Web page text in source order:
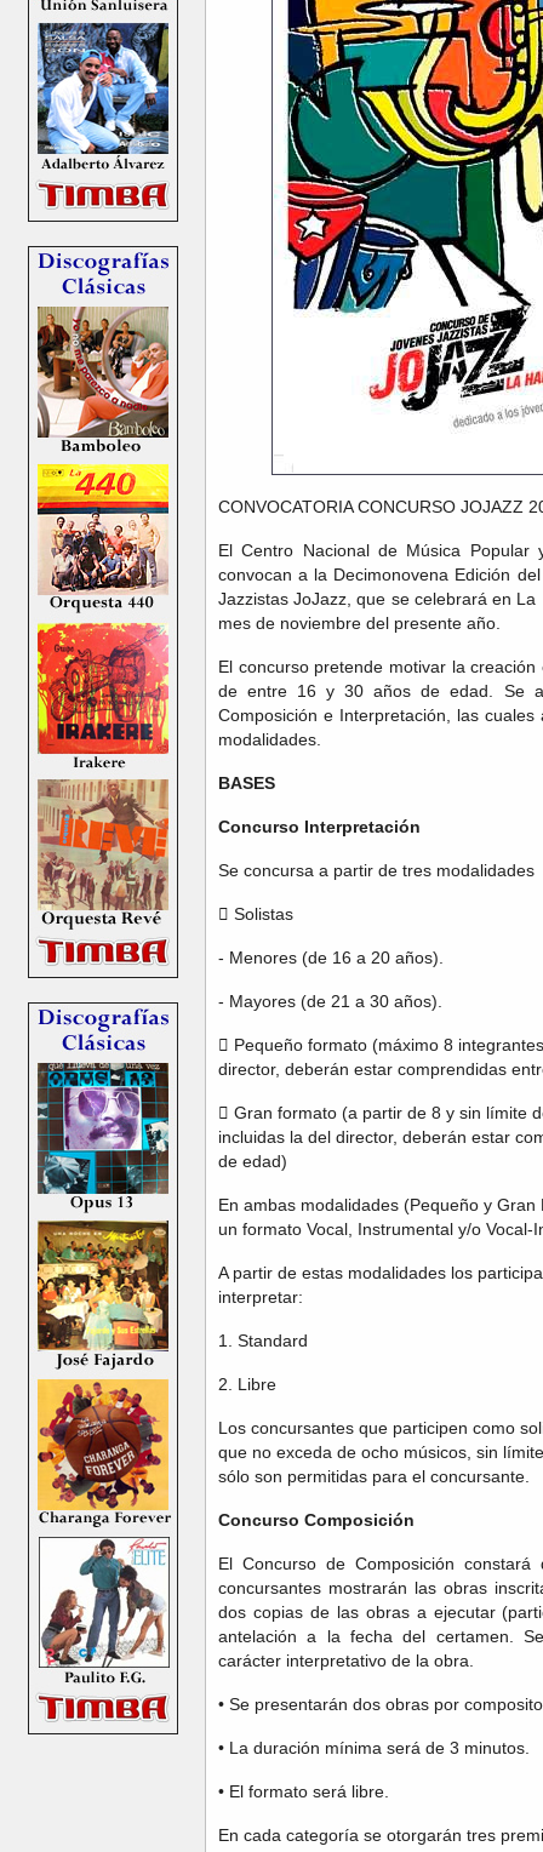
CONVOCATORIA CONCURSO JOJAZZ
El Centro Nacional de Música
convocan a la Decimonovena Edición
Jazzistas JoJazz, que se celebrará en
mes de noviembre del presente año.
El concurso pretende motivar la
de entre 16 y 30 años de edad. Se
Composición e Interpretación, las
modalidades.
BASES
Concurso Interpretación
Se concursa a partir de tres modalidades
 Solistas
- Menores (de 16 a 20 años).
- Mayores (de 21 a 30 años).
 Pequeño formato (máximo 8
director, deberán estar comprendidas
 Gran formato (a partir de 8 y sin límite
incluidas la del director, deberán estar
de edad)
En ambas modalidades (Pequeño y
un formato Vocal, Instrumental y/o
A partir de estas modalidades los
interpretar:
1. Standard
2. Libre
Los concursantes que participen como
que no exceda de ocho músicos, sin
sólo son permitidas para el concursante.
Concurso Composición
El Concurso de Composición
concursantes mostrarán las obras
dos copias de las obras a ejecutar
antelación a la fecha del certamen.
carácter interpretativo de la obra.
• Se presentarán dos obras por
• La duración mínima será de 3 minutos.
• El formato será libre.
En cada categoría se otorgarán tres